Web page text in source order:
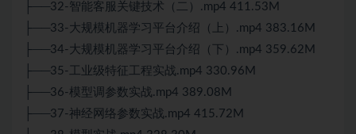
├──32-智能客服关键技术（二）.mp4 411.53M
├──33-大规模机器学习平台介绍（上）.mp4 383.16M
├──34-大规模机器学习平台介绍（下）.mp4 359.62M
├──35-工业级特征工程实战.mp4 330.96M
├──36-模型调参数实战.mp4 389.08M
├──37-神经网络参数实战.mp4 415.72M